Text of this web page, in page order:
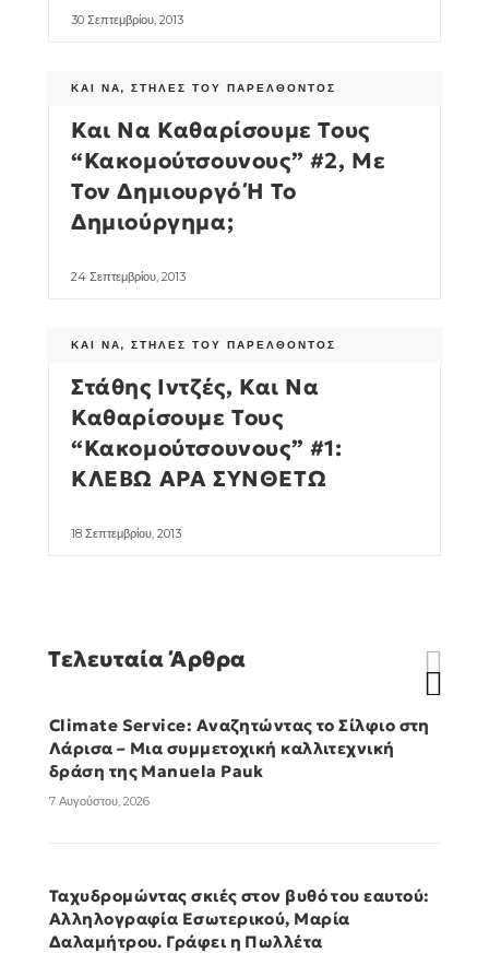
30 Σεπτεμβρίου, 2013
ΚΑΙ ΝΑ, ΣΤΉΛΕΣ ΤΟΥ ΠΑΡΕΛΘΌΝΤΟΣ
Και Να Καθαρίσουμε Τους
“κακομούτσουνους” #2, Με
Τον Δημιουργό Ή Το
Δημιούργημα;
24 Σεπτεμβρίου, 2013
ΚΑΙ ΝΑ, ΣΤΉΛΕΣ ΤΟΥ ΠΑΡΕΛΘΌΝΤΟΣ
Στάθης Ιντζές, Και Να
Καθαρίσουμε Τους
“κακομούτσουνους” #1:
ΚΛΕΒΩ ΑΡΑ ΣΥΝΘΕΤΩ
18 Σεπτεμβρίου, 2013
Τελευταία Άρθρα
Climate Service: Αναζητώντας το Σίλφιο στη
Λάρισα – Μια συμμετοχική καλλιτεχνική
δράση της Manuela Pauk
7 Αυγούστου, 2026
Ταχυδρομώντας σκιές στον βυθό του εαυτού:
Αλληλογραφία Εσωτερικού, Μαρία
Δαλαμήτρου. Γράφει η Πωλλέτα